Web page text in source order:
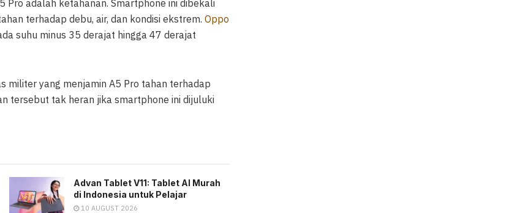
Pro adalah ketahanan. Smartphone ini dibekali
terhadap debu, air, dan kondisi ekstrem. Oppo
suhu minus 35 derajat hingga 47 derajat
militer yang menjamin A5 Pro tahan terhadap
tersebut tak heran jika smartphone ini dijuluki
Advan Tablet V11: Tablet AI Murah
di Indonesia untuk Pelajar
10 AUGUST 2026